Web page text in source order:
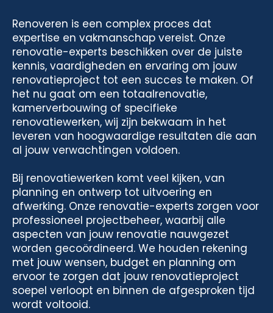
Renoveren is een complex proces dat
expertise en vakmanschap vereist. Onze
renovatie-experts beschikken over de juiste
kennis, vaardigheden en ervaring om jouw
renovatieproject tot een succes te maken. Of
het nu gaat om een totaalrenovatie,
kamerverbouwing of specifieke
renovatiewerken, wij zijn bekwaam in het
leveren van hoogwaardige resultaten die aan
al jouw verwachtingen voldoen.
Bij renovatiewerken komt veel kijken, van
planning en ontwerp tot uitvoering en
afwerking. Onze renovatie-experts zorgen voor
professioneel projectbeheer, waarbij alle
aspecten van jouw renovatie nauwgezet
worden gecoördineerd. We houden rekening
met jouw wensen, budget en planning om
ervoor te zorgen dat jouw renovatieproject
soepel verloopt en binnen de afgesproken tijd
wordt voltooid.